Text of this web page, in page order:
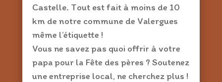
Castelle. Tout est fait à moins de 10
km de notre commune de Valergues
même l’étiquette !
Vous ne savez pas quoi offrir à votre
papa pour la Fête des pères ? Soutenez
une entreprise local, ne cherchez plus !